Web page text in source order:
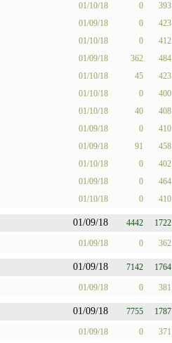
01/10/18
0
393
01/09/18
0
423
01/10/18
0
412
01/09/18
362
484
01/10/18
45
423
01/10/18
0
400
01/10/18
40
408
01/09/18
0
410
01/09/18
91
458
01/10/18
0
402
01/09/18
0
464
01/10/18
0 410
01/09/18 4442 1722
01/09/18 0 362
01/09/18 7142 1764
01/09/18 0 381
01/09/18 7755 1787
01/09/18 0 371